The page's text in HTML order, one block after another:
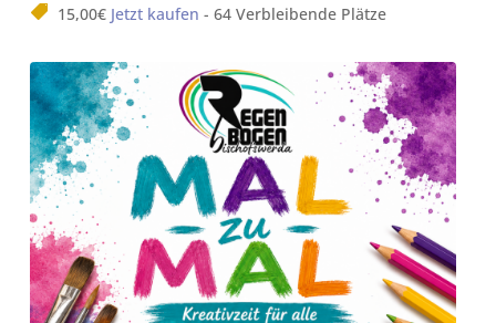
15,00€ Jetzt kaufen - 64 Verbleibende Plätze